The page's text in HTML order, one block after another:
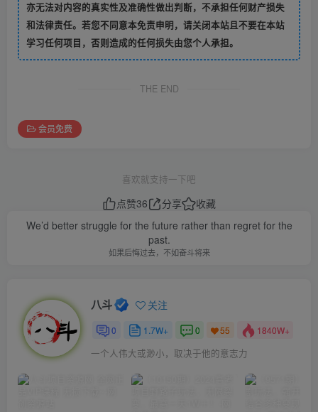
亦无法对内容的真实性及准确性做出判断，不承担任何财产损失
和法律责任。若您不同意本免责申明，请关闭本站且不要在本站
学习任何项目，否则造成的任何损失由您个人承担。
THE END
会员免费
喜欢就支持一下吧
点赞36 分享
收藏
We’d better struggle for the future rather than regret for the
past.
如果后悔过去，不如奋斗将来
八斗 关注
0 1.7W+ 0 55 1840W+
一个人伟大或渺小，取决于他的意志力